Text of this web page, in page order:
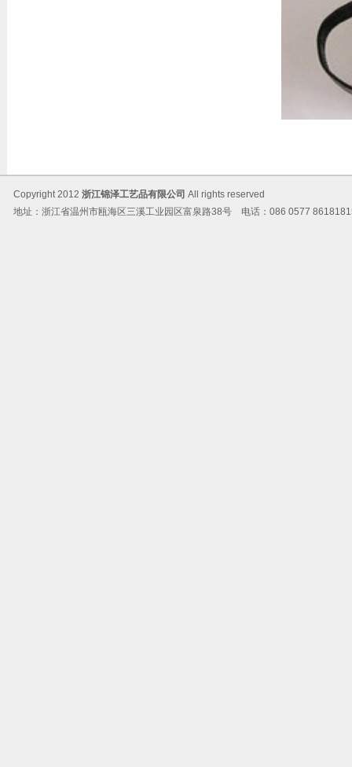
Copyright 2012 浙江锦泽工艺品有限公司 All rights reserved
地址：浙江省温州市瓯海区三溪工业园区富泉路38号 电话：086 0577